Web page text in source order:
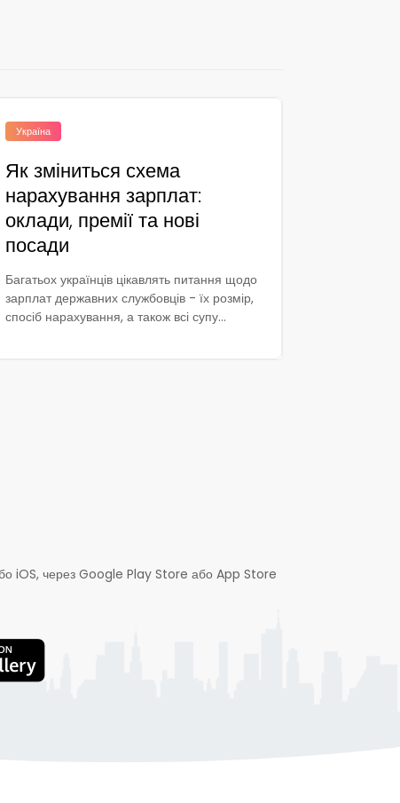
Україна
Як зміниться схема
нарахування зарплат:
оклади, премії та нові
посади
Багатьох українців цікавлять питання щодо
зарплат державних службовців - їх розмір,
спосіб нарахування, а також всі супу...
iOS, через Google Play Store або App Store